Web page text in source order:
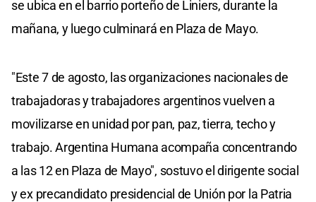
se ubica en el barrio porteño de Liniers, durante la
mañana, y luego culminará en Plaza de Mayo.
"Este 7 de agosto, las organizaciones nacionales de
trabajadoras y trabajadores argentinos vuelven a
movilizarse en unidad por pan, paz, tierra, techo y
trabajo. Argentina Humana acompaña concentrando
a las 12 en Plaza de Mayo", sostuvo el dirigente social
y ex precandidato presidencial de Unión por la Patria